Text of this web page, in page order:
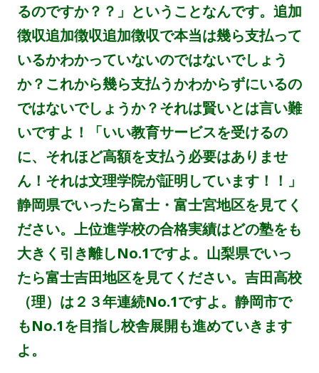
るのですか？？」ということなんです。追加
徴収追加徴収追加徴収で本当は幾ら支払って
いるかわかっていないのではないでしょう
か？これから幾ら支払うかわからずにいるの
ではないでしょうか？それは賢いとは言い難
いですよ！「いい教育サービスを受けるの
に、それほど高額を支払う必要はありませ
ん！それは文理学院が証明しています！！」
静岡県でいったら富士・富士宮地区を見てく
ださい。上位進学校の合格実績はどの塾をも
大きく引き離しNo.1ですよ。山梨県でいっ
たら富士吉田地区を見てください。吉田高校
（理）は２３年連続No.1ですよ。静岡市で
もNo.1を目指し校舎展開も進めていきます
よ。